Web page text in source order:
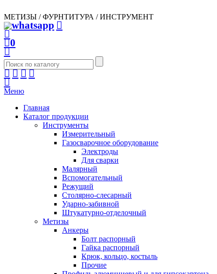
МЕТИЗЫ / ФУРНТИТУРА / ИНСТРУМЕНТ
0
Меню
Главная
Каталог продукции
Инструменты
Измерительный
Газосварочное оборудование
Электроды
Для сварки
Малярный
Вспомогательный
Режущий
Столярно-слесарный
Ударно-забивной
Штукатурно-отделочный
Метизы
Анкеры
Болт распорный
Гайка распорный
Крюк, кольцо, костыль
Прочие